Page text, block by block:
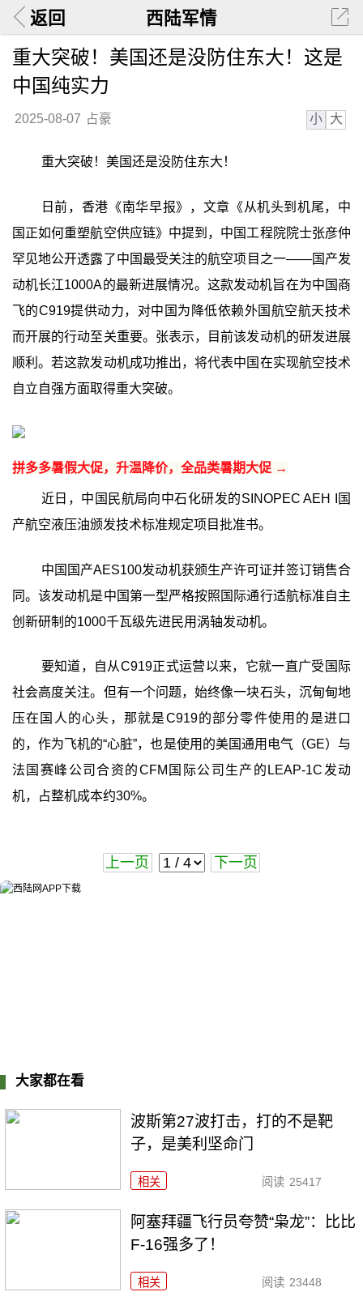
返回 西陆军情
重大突破！美国还是没防住东大！这是
中国纯实力
2025-08-07 占豪 小 大
重大突破！美国还是没防住东大！
日前，香港《南华早报》，文章《从机头到机尾，中
国正如何重塑航空供应链》中提到，中国工程院院士张彦仲
罕见地公开透露了中国最受关注的航空项目之一——国产发
动机长江1000A的最新进展情况。这款发动机旨在为中国商
飞的C919提供动力，对中国为降低依赖外国航空航天技术
而开展的行动至关重要。张表示，目前该发动机的研发进展
顺利。若这款发动机成功推出，将代表中国在实现航空技术
自立自强方面取得重大突破。
拼多多暑假大促，升温降价，全品类暑期大促 →
近日，中国民航局向中石化研发的SINOPEC AEH I国
产航空液压油颁发技术标准规定项目批准书。
中国国产AES100发动机获颁生产许可证并签订销售合
同。该发动机是中国第一型严格按照国际通行适航标准自主
创新研制的1000千瓦级先进民用涡轴发动机。
要知道，自从C919正式运营以来，它就一直广受国际
社会高度关注。但有一个问题，始终像一块石头，沉甸甸地
压在国人的心头，那就是C919的部分零件使用的是进口
的，作为飞机的“心脏”，也是使用的美国通用电气（GE）与
法国赛峰公司合资的CFM国际公司生产的LEAP-1C发动
机，占整机成本约30%。
上一页 下一页
大家都在看
波斯第27波打击，打的不是靶
子，是美利坚命门
相关 阅读 25417
阿塞拜疆飞行员夸赞“枭龙”：比比
F-16强多了！
相关 阅读 23448